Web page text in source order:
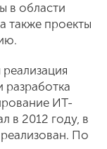
в области
также проекты
разработка
ИТ-
в 2012 году, в
По